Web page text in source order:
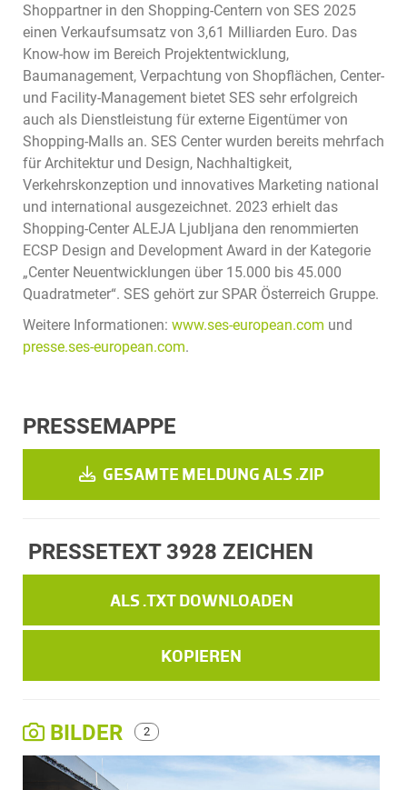
Shoppartner in den Shopping-Centern von SES 2025
einen Verkaufsumsatz von 3,61 Milliarden Euro. Das
Know-how im Bereich Projektentwicklung,
Baumanagement, Verpachtung von Shopflächen, Center-
und Facility-Management bietet SES sehr erfolgreich
auch als Dienstleistung für externe Eigentümer von
Shopping-Malls an. SES Center wurden bereits mehrfach
für Architektur und Design, Nachhaltigkeit,
Verkehrskonzeption und innovatives Marketing national
und international ausgezeichnet. 2023 erhielt das
Shopping-Center ALEJA Ljubljana den renommierten
ECSP Design and Development Award in der Kategorie
„Center Neuentwicklungen über 15.000 bis 45.000
Quadratmeter“. SES gehört zur SPAR Österreich Gruppe.
Weitere Informationen: www.ses-european.com und
presse.ses-european.com.
PRESSEMAPPE
GESAMTE MELDUNG ALS .ZIP
PRESSETEXT3928 ZEICHEN
ALS .TXT DOWNLOADEN
KOPIEREN
BILDER 2